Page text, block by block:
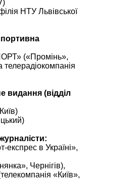
НТУ Львівської
(«Промінь»,
телерадіокомпанія
видання (відділ
в Україні»,
Чернігів),
«Київ»,